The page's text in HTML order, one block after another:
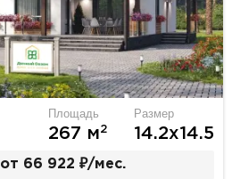
Площадь
267 м2
Размер
14.2х14.5
от 66 922 ₽/мес.